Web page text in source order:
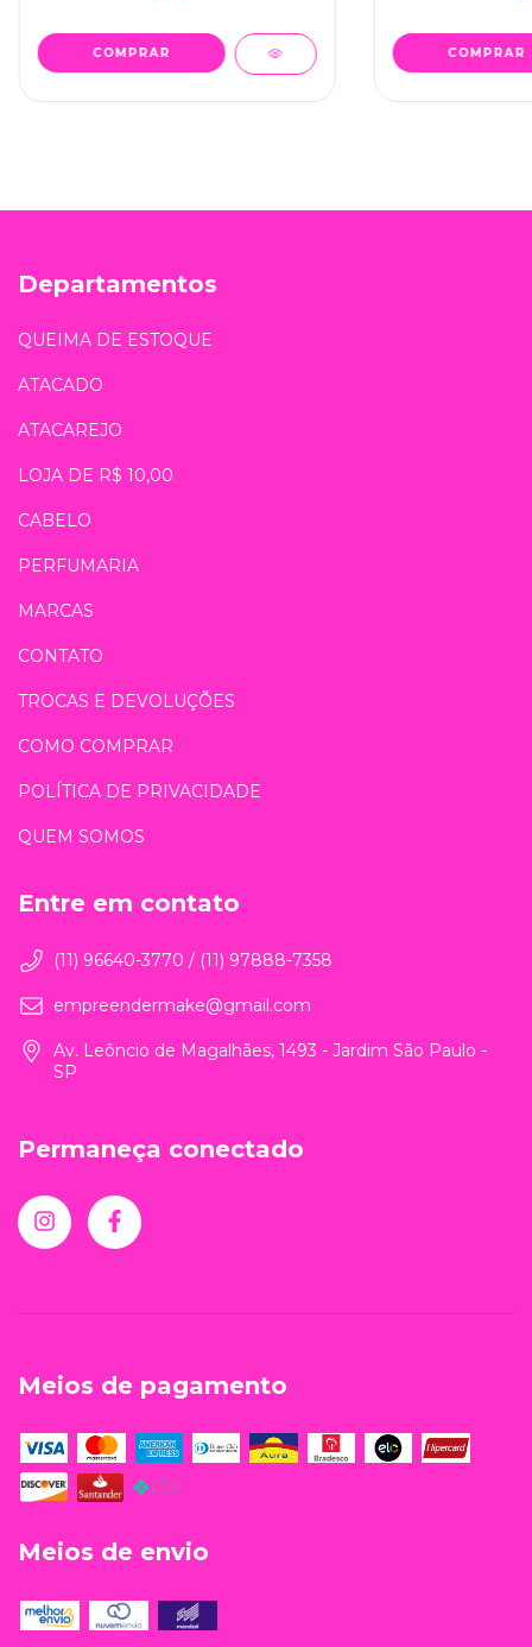
Departamentos
QUEIMA DE ESTOQUE
ATACADO
ATACAREJO
LOJA DE R$ 10,00
CABELO
PERFUMARIA
MARCAS
CONTATO
TROCAS E DEVOLUÇÕES
COMO COMPRAR
POLÍTICA DE PRIVACIDADE
QUEM SOMOS
Entre em contato
(11) 96640-3770 / (11) 97888-7358
empreendermake@gmail.com
Av. Leôncio de Magalhães, 1493 - Jardim São Paulo -
SP
Permaneça conectado
Meios de pagamento
Meios de envio